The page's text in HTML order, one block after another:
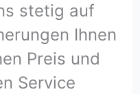
stetig auf
Ihnen
Preis und
Service